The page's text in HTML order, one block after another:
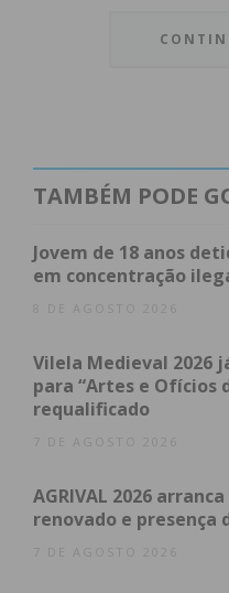
Subscreva
obtenha de
TAMBÉM PODE
Jovem de 18 anos
em concentração
8 DE AGOSTO 2026
Vilela Medieval 2026
para “Artes e Ofícios
requalificado
7 DE AGOSTO 2026
AGRIVAL 2026
renovado e
7 DE AGOSTO 2026